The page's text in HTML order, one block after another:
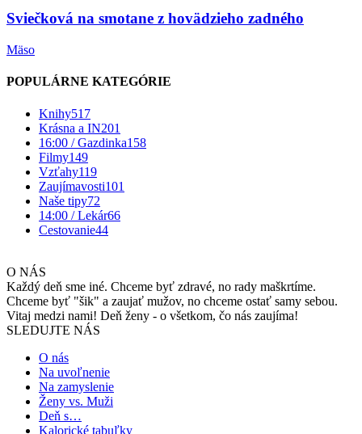
Sviečková na smotane z hovädzieho zadného
Mäso
POPULÁRNE KATEGÓRIE
Knihy517
Krásna a IN201
16:00 / Gazdinka158
Filmy149
Vzťahy119
Zaujímavosti101
Naše tipy72
14:00 / Lekár66
Cestovanie44
O NÁS
Každý deň sme iné. Chceme byť zdravé, no rady maškrtíme.
Chceme byť "šik" a zaujať mužov, no chceme ostať samy sebou.
Vitaj medzi nami! Deň ženy - o všetkom, čo nás zaujíma!
SLEDUJTE NÁS
O nás
Na uvoľnenie
Na zamyslenie
Ženy vs. Muži
Deň s…
Kalorické tabuľky